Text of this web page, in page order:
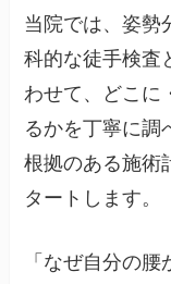
当院では、姿勢
科的な徒手検査
わせて、どこに
るかを丁寧に調
根拠のある施術
タートします。
「なぜ自分の